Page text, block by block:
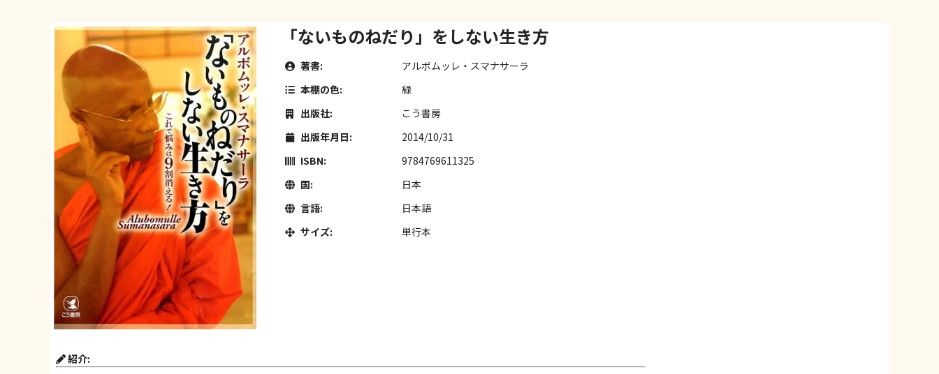
「ないものねだり」をしない生き方
著書:
アルボムッレ・スマナサーラ
本棚の色:
緑
出版社:
こう書房
出版年月日:
2014/10/31
ISBN:
9784769611325
国:
日本
言語:
日本語
サイズ:
単行本
紹介: